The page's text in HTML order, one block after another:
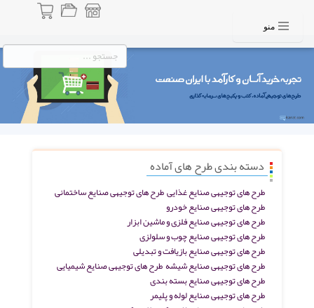
منو
دسته بندی طرح های آماده
طرح های توجیهی صنایع غذاییطرح های توجیهی صنایع ساختمانی
طرح های توجیهی صنایع خودرو
طرح های توجیهی صنایع فلزی و ماشین ابزار
طرح های توجیهی صنایع چوب و سلولزی
طرح های توجیهی صنایع بازیافت و تبدیلی
طرح های توجیهی صنایع شیشه طرح های توجیهی صنایع شیمیایی
طرح های توجیهی صنایع بسته بندی
طرح های توجیهی صنایع لوله و پلیمر